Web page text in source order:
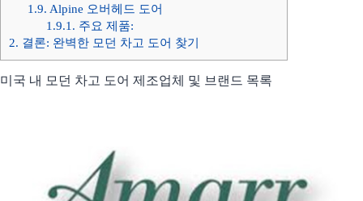
1.9. Alpine 오버헤드 도어
1.9.1. 주요 제품:
2. 결론: 완벽한 모던 차고 도어 찾기
미국 내 모던 차고 도어 제조업체 및 브랜드 목록